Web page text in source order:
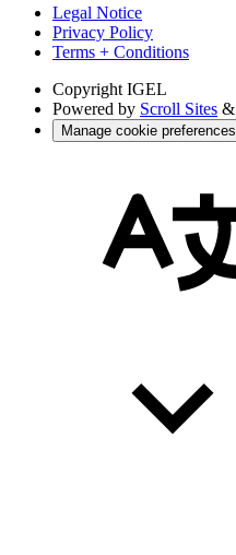
Legal Notice
Privacy Policy
Terms + Conditions
Copyright IGEL
Powered by Scroll Sites &
Manage cookie preferences